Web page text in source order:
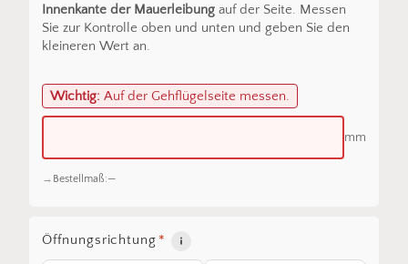
Innenkante der Mauerleibungauf der Seite. Messen
Sie zur Kontrolle oben und unten und geben Sie den
kleineren Wert an.
Wichtig: Auf der Gehflügelseite messen.
mm
Bestellmaß:—
Öffnungsrichtung *